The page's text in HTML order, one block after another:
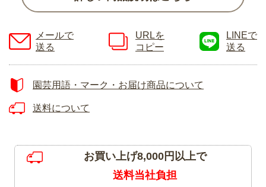
メールで
送る
URLを
コピー
LINEで
送る
園芸用語・マーク・お届け商品について
送料について
お買い上げ8,000円以上で
送料当社負担